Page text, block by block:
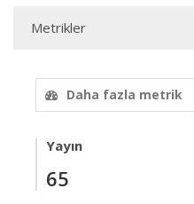
Metrikler
Daha fazla metrik
Yayın
65